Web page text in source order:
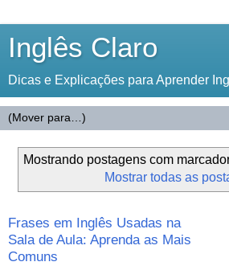
Inglês Claro
Dicas e Explicações para Aprender
Mostrando postagens com
Mostrar todas as
Frases em Inglês Usadas na
Sala de Aula: Aprenda as Mais
Comuns